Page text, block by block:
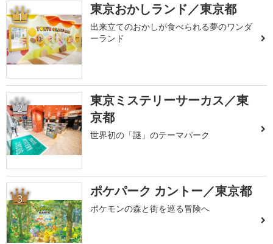
1 東京おかしランド／東京都
出来立てのおかしが食べられる夢のワンダ
ーランド
2
東京ミステリーサーカス／東
京都
世界初の「謎」のテーマパーク
3 ポケパーク カントー／東京都
ポケモンの森と街を巡る冒険へ